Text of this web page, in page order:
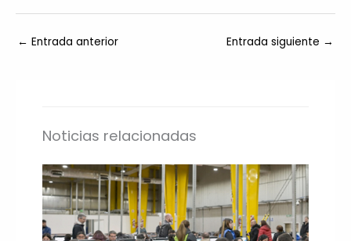
← Entrada anterior Entrada siguiente →
Noticias relacionadas